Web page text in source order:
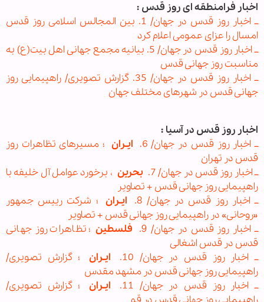
اخبار فرامنطقه ای روز قدس :
ــ اخبار روز قدس در جهان/ 1. بین المجالس اسلامی روز قدس
امسال را عزای عمومی اعلام کرد
ــ اخبار روز قدس در جهان/ 5. بیانیه مجمع جهانی اهل بیت(ع) به
مناسبت روز جهانی قدس
ــ اخبار روز قدس در جهان/ 35. گزارش تصویری/ راهپیمایی روز
جهانی قدس در شهرهای مختلف جهان
اخبار روز قدس در آسیا :
ــ اخبار روز قدس در جهان/ 6.
ایـران ؛ مسیرهای تظاهرات روز
قدس در تهران
ــ اخبار روز قدس در جهان/ 7.
بحرین ، برخورد عوامل آل خلیفه با
راهپیمایی روز جهانی قدس + تصاویر
ــ اخبار روز قدس در جهان/ 8.
ایـران ؛ شرکت رییس جمهور
«روحانی» در راهپیمایی روز جهانی قدس + تصاویر
ــ اخبار روز قدس در جهان/ 9.
فلسطین ؛ تظاهرات روز جهانی
قدس در قدس اشغالی
ــ اخبار روز قدس در جهان/ 10.
ایـران ؛ گزارش تصویری/
راهپیمایی روز جهانی قدس در مشهد مقدس
ــ اخبار روز قدس در جهان/ 11.
ایـران ؛ گزارش تصویری/